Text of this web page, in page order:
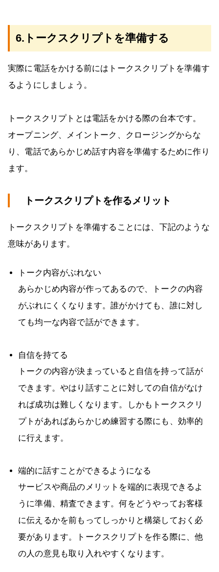
6.トークスクリプトを準備する
実際に電話をかける前にはトークスクリプトを準備す
るようにしましょう。
トークスクリプトとは電話をかける際の台本です。
オープニング、メイントーク、クロージングからな
り、電話であらかじめ話す内容を準備するために作り
ます。
トークスクリプトを作るメリット
トークスクリプトを準備することには、下記のような
意味があります。
トーク内容がぶれない
あらかじめ内容が作ってあるので、トークの内容
がぶれにくくなります。誰がかけても、誰に対し
ても均一な内容で話ができます。
自信を持てる
トークの内容が決まっていると自信を持って話が
できます。やはり話すことに対しての自信がなけ
れば成功は難しくなります。しかもトークスクリ
プトがあればあらかじめ練習する際にも、効率的
に行えます。
端的に話すことができるようになる
サービスや商品のメリットを端的に表現できるよ
うに準備、精査できます。何をどうやってお客様
に伝えるかを前もってしっかりと構築しておく必
要があります。トークスクリプトを作る際に、他
の人の意見も取り入れやすくなります。